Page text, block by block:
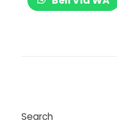
Search